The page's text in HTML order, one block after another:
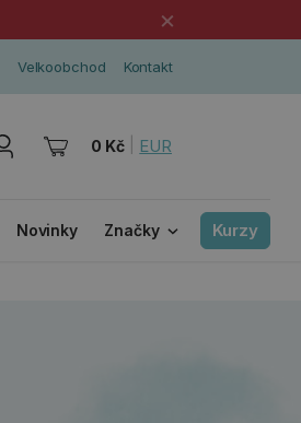
×
Velkoobchod Kontakt
0 Kč EUR
Novinky Značky Kurzy